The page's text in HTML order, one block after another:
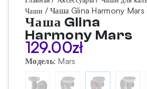
Чаши / Чаша Glina Harmony Mars
Чаша Glina
Harmony Mars
129.00zł
Модель: Mars